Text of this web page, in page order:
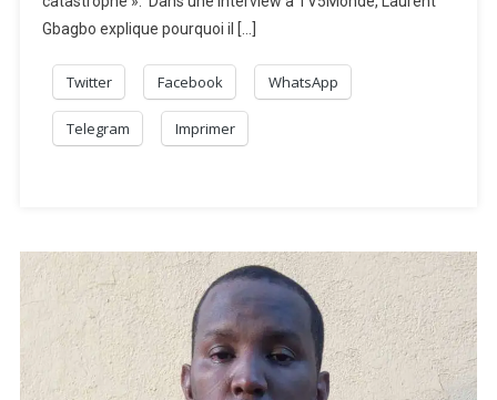
Gbagbo explique pourquoi il […]
Twitter Facebook WhatsApp
Telegram Imprimer